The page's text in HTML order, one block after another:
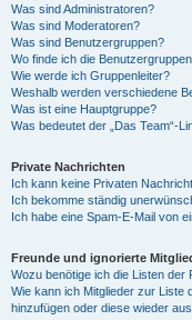
Was sind Administratoren?
Was sind Moderatoren?
Was sind Benutzergruppen?
Wo finde ich die
Wie werde ich Gruppenleiter?
Weshalb werden verschiedene
Was ist eine Hauptgruppe?
Was bedeutet der „Das Team“-
Private Nachrichten
Ich kann keine Privaten
Ich bekomme ständig
Ich habe eine Spam-E-Mail von
Freunde und ignorierte
Wozu benötige ich die Listen der
Wie kann ich Mitglieder zur Liste
hinzufügen oder diese wieder